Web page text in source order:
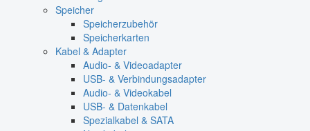
Speicher
Speicherzubehör
Speicherkarten
Kabel & Adapter
Audio- & Videoadapter
USB- & Verbindungsadapter
Audio- & Videokabel
USB- & Datenkabel
Spezialkabel & SATA